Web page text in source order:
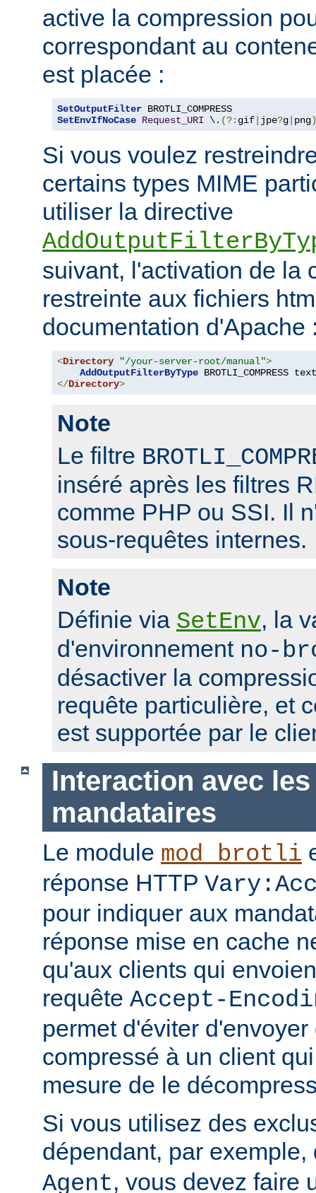
active la compression
correspondant au
est placée :
SetOutputFilter
SetEnvIfNoCase Request_URI \. (?: gif jpe?g png)
Si vous voulez
certains types MIME
utiliser la directive
suivant, l'activation de la
restreinte aux fichiers
documentation d'Apache
<Directory "/your-server-root/manual">
AddOutputFilterByType BROTLI_COMPRESS text
</Directory>
Note
Le filtre
inséré après les filtres
comme PHP ou SSI. Il
sous-requêtes internes.
Note
Définie via SetEnv, la
d'environnement no-
désactiver la
requête particulière, et
est supportée par le
Interaction avec
mandataires
Le module mod_brotli
réponse HTTP
pour indiquer aux
réponse mise en cache
qu'aux clients qui
requête Accept-
permet d'éviter
compressé à un client
mesure de le
Si vous utilisez des
dépendant, par
Agent, vous devez faire